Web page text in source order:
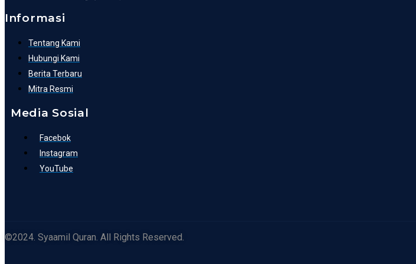
Informasi
Tentang Kami
Hubungi Kami
Berita Terbaru
Mitra Resmi
Media Sosial
Facebok
Instagram
YouTube
©2024. Syaamil Quran. All Rights Reserved.